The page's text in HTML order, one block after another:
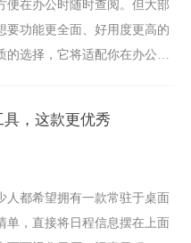
便在办公时随时查阅。但大部
要功能更全面、好用度更高的
选择，它将适配你在办公、
，这款更优秀
人都希望拥有一款常驻于桌面
单，直接将日程信息摆在上面